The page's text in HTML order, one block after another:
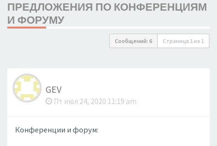
ПРЕДЛОЖЕНИЯ ПО КОНФЕРЕНЦИЯМ
И ФОРУМУ
Сообщений: 6 Страница 1 из 1
GEV
Пт июл 24, 2020 11:19 am
Конференции и форум: